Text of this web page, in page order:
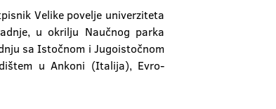
Velike povelje univerziteta
u okrilju Naučnog parka
sa Istočnom i Jugoistočnom
u Ankoni (Italija), Evro-